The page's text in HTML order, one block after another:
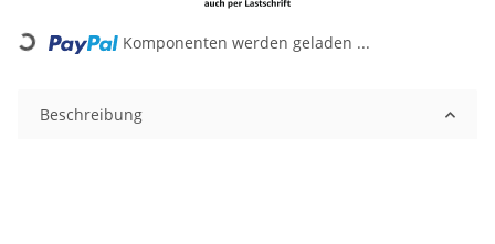
Loading... Komponenten werden geladen ...
Beschreibung